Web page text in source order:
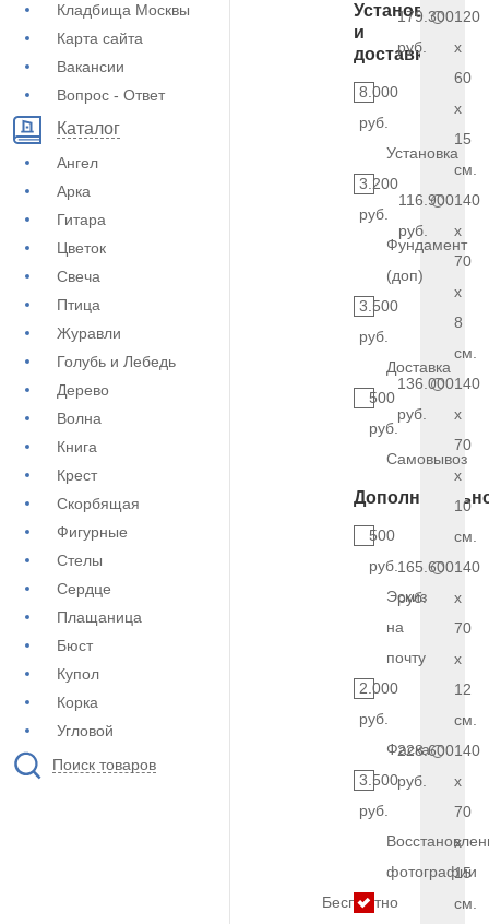
Кладбища Москвы
Карта сайта
Вакансии
Вопрос - Ответ
Каталог
Ангел
Арка
Гитара
Цветок
Свеча
Птица
Журавли
Голубь и Лебедь
Дерево
Волна
Книга
Крест
Скорбящая
Фигурные
Стелы
Сердце
Плащаница
Бюст
Купол
Корка
Угловой
Поиск товаров
Установка
и
доставка
8.000
руб.
Установка
3.200
руб.
Фундамент
(доп)
3.500
руб.
Доставка
500
руб.
Самовывоз
500
руб.
Эскиз
на
почту
2.000
руб.
Фаска
3.500
руб.
фотографии
Бесплатно
179.300
руб.
120
x
60
x
15
см.
116.900
руб.
140
x
70
x
8
см.
136.000
руб.
140
x
70
x
10
см.
165.600
руб.
140
x
70
x
12
см.
228.600
руб.
140
x
70
x
15
см.